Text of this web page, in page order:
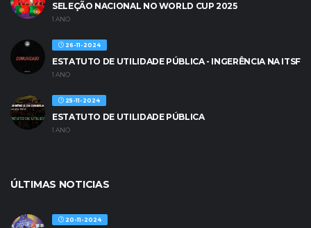
SELEÇÃO NACIONAL NO WORLD CUP 2025
1 ANO
26-11-2024
ESTATUTO DE UTILIDADE PÚBLICA - INGERÊNCIA NA ITSF
1 ANO
25-11-2024
ESTATUTO DE UTILIDADE PÚBLICA
1 ANO
ÚLTIMAS NOTICIAS
20-11-2024